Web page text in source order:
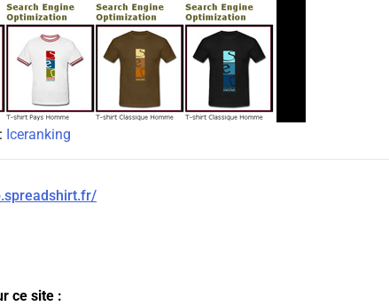
Iceranking
ce site :